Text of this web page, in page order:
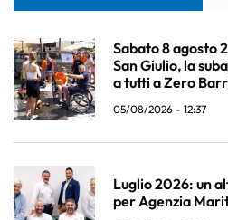
Sabato 8 agosto
San Giulio, la
a tutti a Zero
05/08/2026 - 12:37
Luglio 2026: un
per Agenzia